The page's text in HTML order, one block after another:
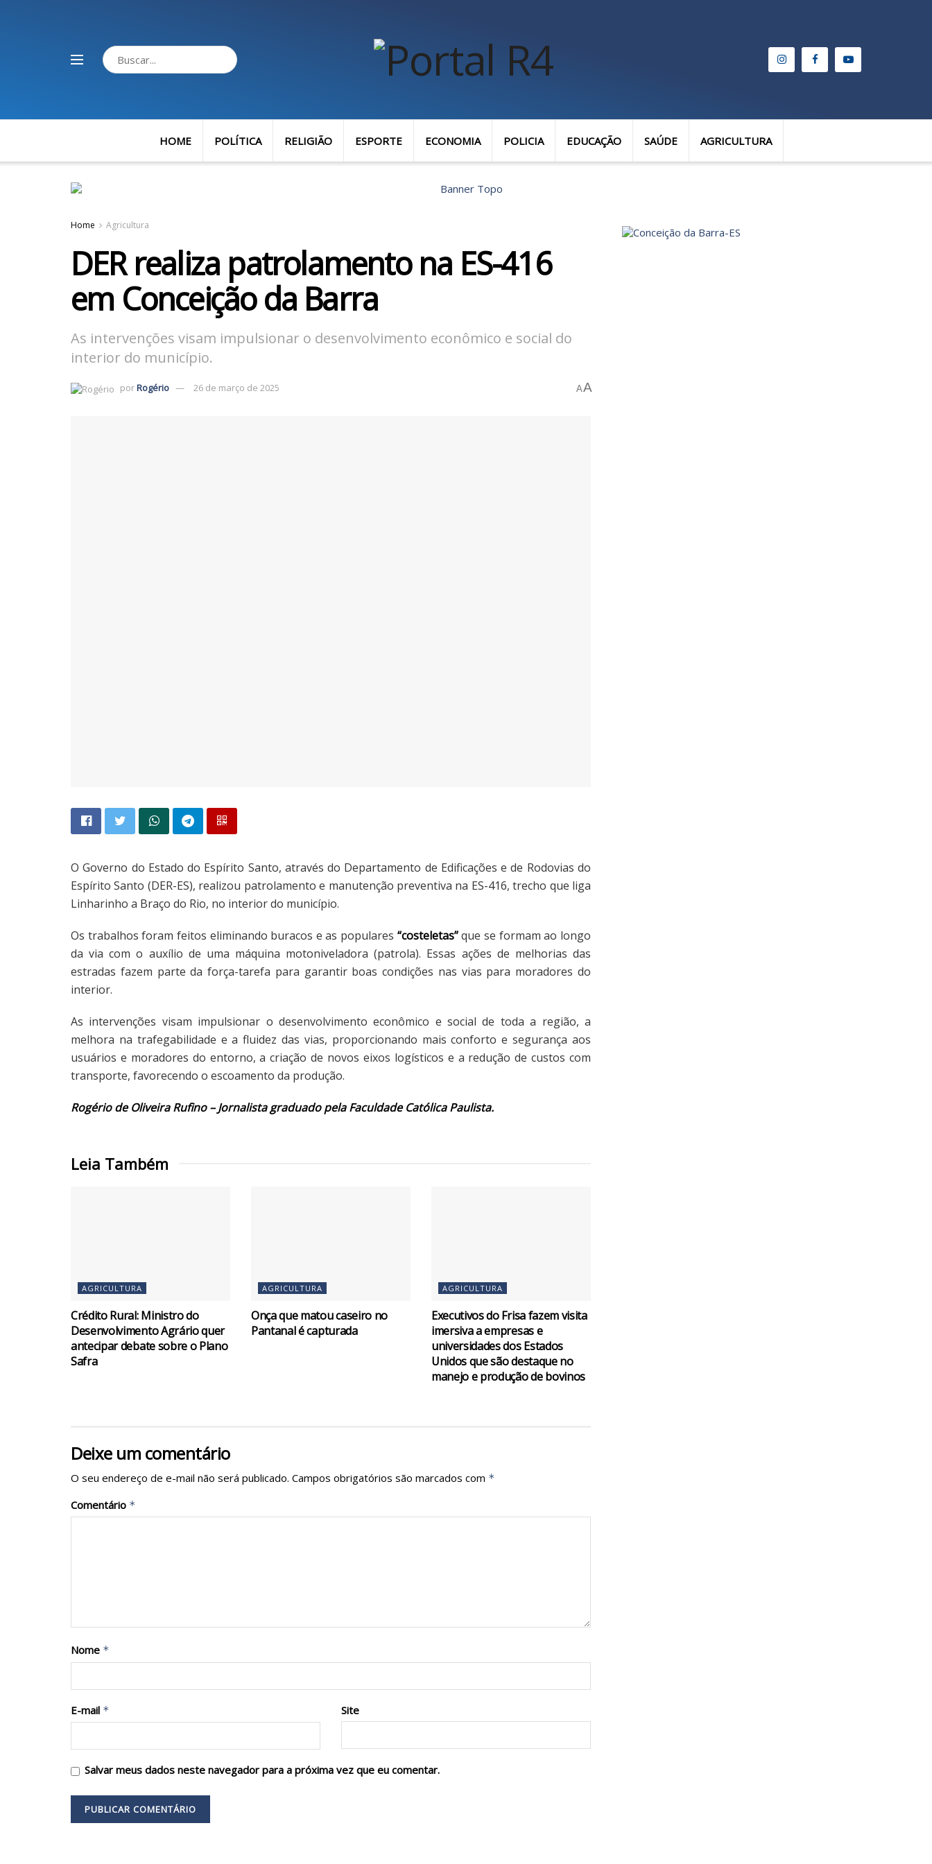
HOME POLÍTICA RELIGIÃO ESPORTE ECONOMIA POLICIA EDUCAÇÃO SAÚDE AGRICULTURA
Home Agricultura
DER realiza patrolamento na ES-416
em Conceição da Barra
As intervenções visam impulsionar o desenvolvimento econômico e social do
interior do município.
porRogério 26 de março de 2025 AA
O Governo do Estado do Espírito Santo, através do Departamento de Edificações e de Rodovias do
Espírito Santo (DER-ES), realizou patrolamento e manutenção preventiva na ES-416, trecho que liga
Linharinho a Braço do Rio, no interior do município.
Os trabalhos foram feitos eliminando buracos e as populares “costeletas”que se formam ao longo
da via com o auxílio de uma máquina motoniveladora (patrola). Essas ações de melhorias das
estradas fazem parte da força-tarefa para garantir boas condições nas vias para moradores do
interior.
As intervenções visam impulsionar o desenvolvimento econômico e social de toda a região, a
melhora na trafegabilidade e a fluidez das vias, proporcionando mais conforto e segurança aos
usuários e moradores do entorno, a criação de novos eixos logísticos e a redução de custos com
transporte, favorecendo o escoamento da produção.
Rogério de Oliveira Rufino – Jornalista graduado pela Faculdade Católica Paulista.
Leia Também
AGRICULTURA
Crédito Rural: Ministro do
Desenvolvimento Agrário quer
antecipar debate sobre o Plano
Safra
AGRICULTURA
Onça que matou caseiro no
Pantanal é capturada
AGRICULTURA
Executivos do Frisa fazem visita
imersiva a empresas e
universidades dos Estados
Unidos que são destaque no
manejo e produção de bovinos
Deixe um comentário
O seu endereço de e-mail não será publicado. Campos obrigatórios são marcados com *
Comentário *
Nome *
E-mail * Site
Salvar meus dados neste navegador para a próxima vez que eu comentar.